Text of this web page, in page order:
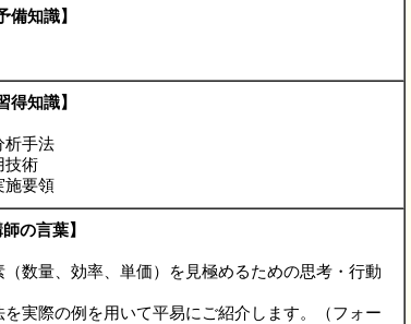
備知識】
得知識】
析手法
技術
施要領
師の言葉】
数量、効率、単価）を見極めるための思考・行動
実際の例を用いて平易にご紹介します。（フォー